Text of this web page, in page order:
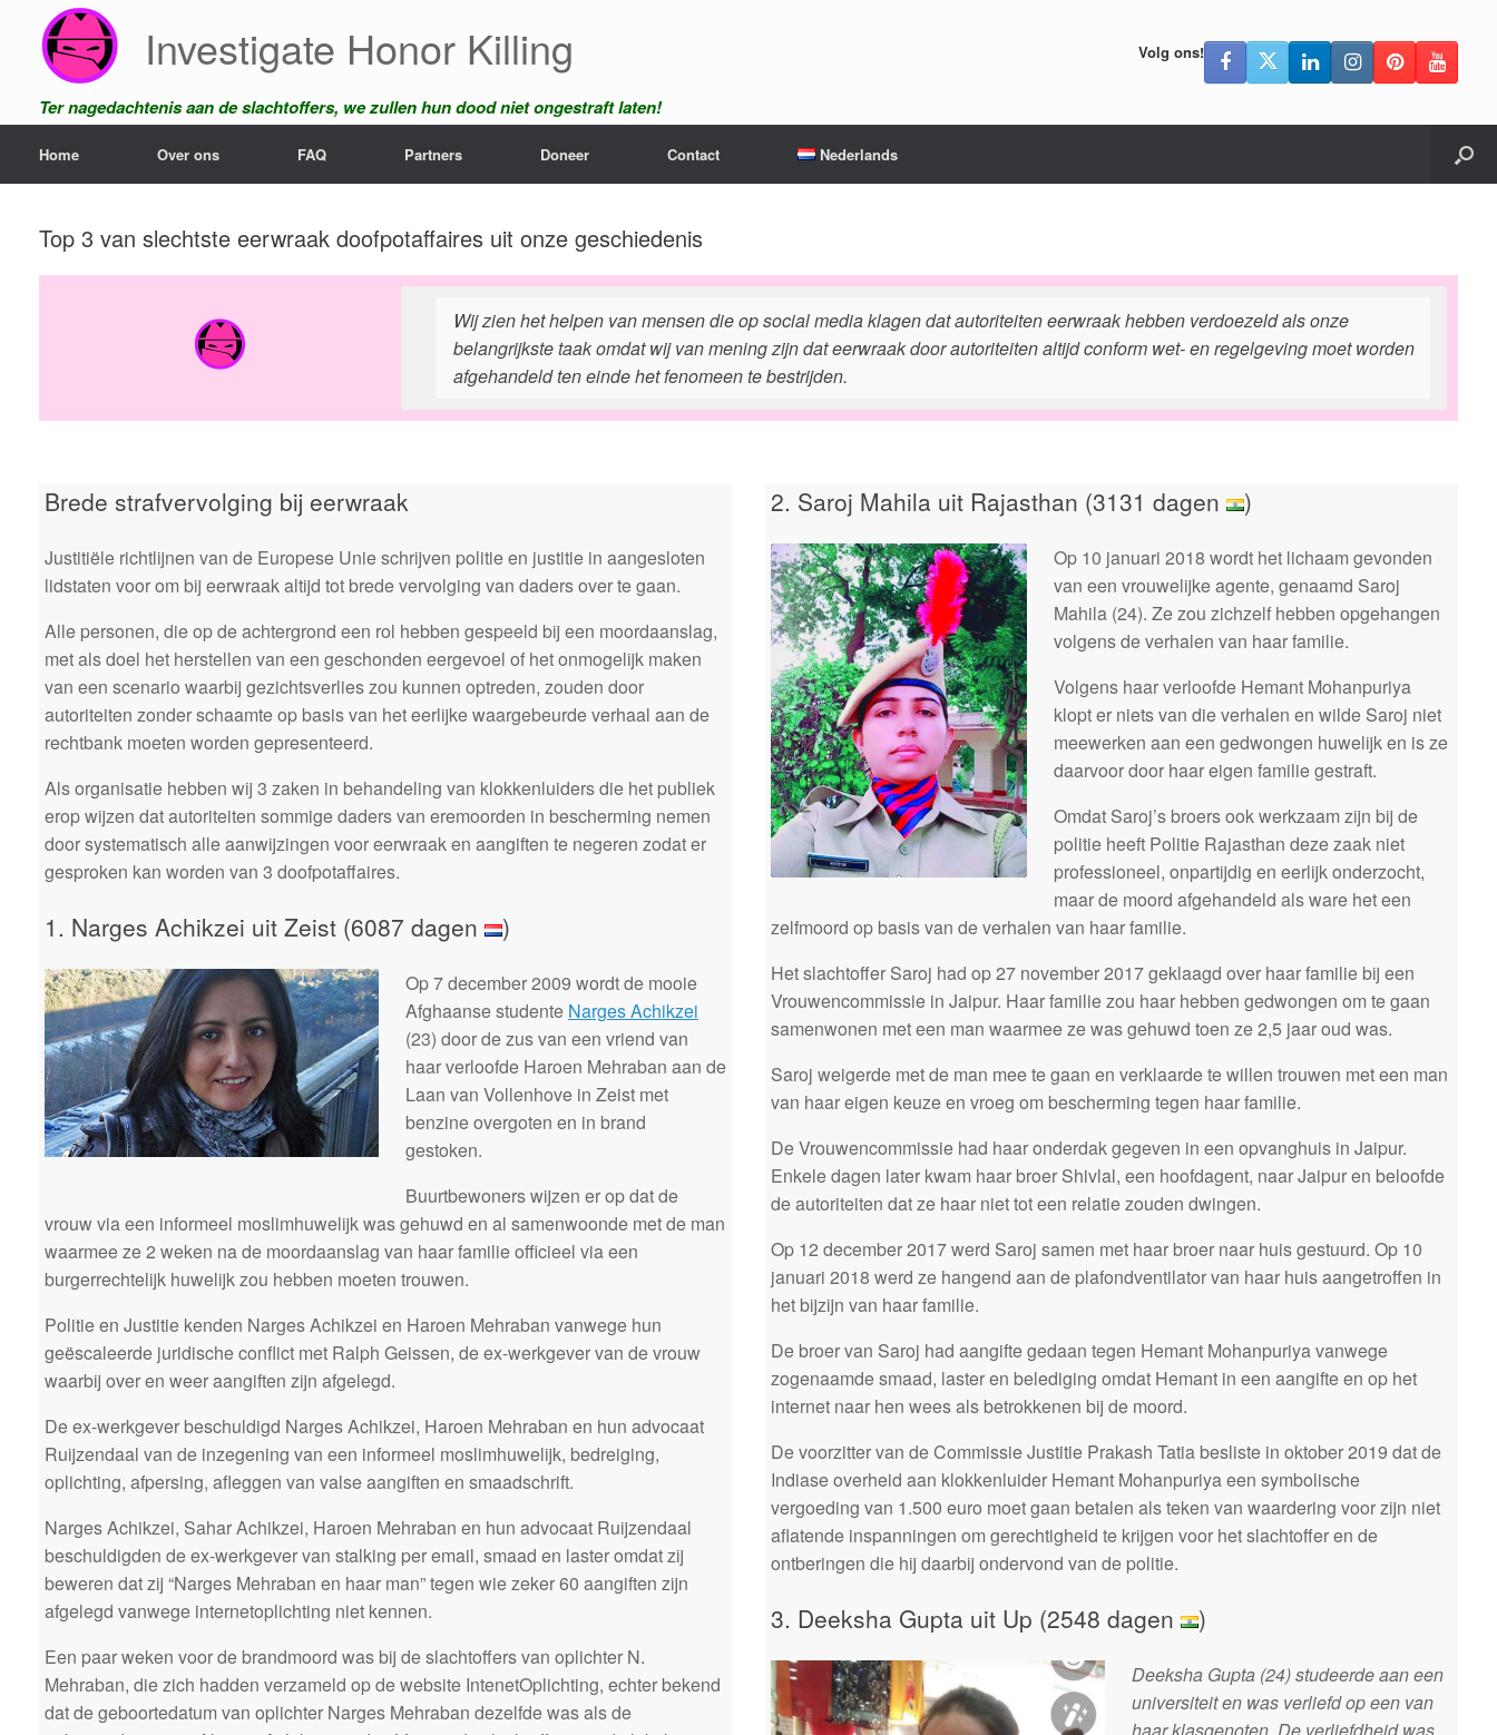
Investigate Honor Killing
Ter nagedachtenis aan de slachtoffers, we zullen hun dood niet ongestraft laten!
Volg ons!
Home Over ons FAQ Partners Doneer Contact Nederlands
Top 3 van slechtste eerwraak doofpotaffaires uit onze geschiedenis
Wij zien het helpen van mensen die op social media klagen dat autoriteiten eerwraak hebben verdoezeld als onze
belangrijkste taak omdat wij van mening zijn dat eerwraak door autoriteiten altijd conform wet- en regelgeving moet worden
afgehandeld ten einde het fenomeen te bestrijden.
Brede strafvervolging bij eerwraak
Justitiële richtlijnen van de Europese Unie schrijven politie en justitie in aangesloten
lidstaten voor om bij eerwraak altijd tot brede vervolging van daders over te gaan.
Alle personen, die op de achtergrond een rol hebben gespeeld bij een moordaanslag,
met als doel het herstellen van een geschonden eergevoel of het onmogelijk maken
van een scenario waarbij gezichtsverlies zou kunnen optreden, zouden door
autoriteiten zonder schaamte op basis van het eerlijke waargebeurde verhaal aan de
rechtbank moeten worden gepresenteerd.
Als organisatie hebben wij 3 zaken in behandeling van klokkenluiders die het publiek
erop wijzen dat autoriteiten sommige daders van eremoorden in bescherming nemen
door systematisch alle aanwijzingen voor eerwraak en aangiften te negeren zodat er
gesproken kan worden van 3 doofpotaffaires.
1. Narges Achikzei uit Zeist (6087 dagen )
Op 7 december 2009 wordt de mooie
Afghaanse studente Narges Achikzei
(23) door de zus van een vriend van
haar verloofde Haroen Mehraban aan de
Laan van Vollenhove in Zeist met
benzine overgoten en in brand
gestoken.
Buurtbewoners wijzen er op dat de
vrouw via een informeel moslimhuwelijk was gehuwd en al samenwoonde met de man
waarmee ze 2 weken na de moordaanslag van haar familie officieel via een
burgerrechtelijk huwelijk zou hebben moeten trouwen.
Politie en Justitie kenden Narges Achikzei en Haroen Mehraban vanwege hun
geëscaleerde juridische conflict met Ralph Geissen, de ex-werkgever van de vrouw
waarbij over en weer aangiften zijn afgelegd.
De ex-werkgever beschuldigd Narges Achikzei, Haroen Mehraban en hun advocaat
Ruijzendaal van de inzegening van een informeel moslimhuwelijk, bedreiging,
oplichting, afpersing, afleggen van valse aangiften en smaadschrift.
Narges Achikzei, Sahar Achikzei, Haroen Mehraban en hun advocaat Ruijzendaal
beschuldigden de ex-werkgever van stalking per email, smaad en laster omdat zij
beweren dat zij “Narges Mehraban en haar man” tegen wie zeker 60 aangiften zijn
afgelegd vanwege internetoplichting niet kennen.
Een paar weken voor de brandmoord was bij de slachtoffers van oplichter N.
Mehraban, die zich hadden verzameld op de website IntenetOplichting, echter bekend
dat de geboortedatum van oplichter Narges Mehraban dezelfde was als de
2. Saroj Mahila uit Rajasthan (3131 dagen )
Op 10 januari 2018 wordt het lichaam gevonden
van een vrouwelijke agente, genaamd Saroj
Mahila (24). Ze zou zichzelf hebben opgehangen
volgens de verhalen van haar familie.
Volgens haar verloofde Hemant Mohanpuriya
klopt er niets van die verhalen en wilde Saroj niet
meewerken aan een gedwongen huwelijk en is ze
daarvoor door haar eigen familie gestraft.
Omdat Saroj’s broers ook werkzaam zijn bij de
politie heeft Politie Rajasthan deze zaak niet
professioneel, onpartijdig en eerlijk onderzocht,
maar de moord afgehandeld als ware het een
zelfmoord op basis van de verhalen van haar familie.
Het slachtoffer Saroj had op 27 november 2017 geklaagd over haar familie bij een
Vrouwencommissie in Jaipur. Haar familie zou haar hebben gedwongen om te gaan
samenwonen met een man waarmee ze was gehuwd toen ze 2,5 jaar oud was.
Saroj weigerde met de man mee te gaan en verklaarde te willen trouwen met een man
van haar eigen keuze en vroeg om bescherming tegen haar familie.
De Vrouwencommissie had haar onderdak gegeven in een opvanghuis in Jaipur.
Enkele dagen later kwam haar broer Shivlal, een hoofdagent, naar Jaipur en beloofde
de autoriteiten dat ze haar niet tot een relatie zouden dwingen.
Op 12 december 2017 werd Saroj samen met haar broer naar huis gestuurd. Op 10
januari 2018 werd ze hangend aan de plafondventilator van haar huis aangetroffen in
het bijzijn van haar familie.
De broer van Saroj had aangifte gedaan tegen Hemant Mohanpuriya vanwege
zogenaamde smaad, laster en belediging omdat Hemant in een aangifte en op het
internet naar hen wees als betrokkenen bij de moord.
De voorzitter van de Commissie Justitie Prakash Tatia besliste in oktober 2019 dat de
Indiase overheid aan klokkenluider Hemant Mohanpuriya een symbolische
vergoeding van 1.500 euro moet gaan betalen als teken van waardering voor zijn niet
aflatende inspanningen om gerechtigheid te krijgen voor het slachtoffer en de
ontberingen die hij daarbij ondervond van de politie.
3. Deeksha Gupta uit Up (2548 dagen )
Deeksha Gupta (24) studeerde aan een
universiteit en was verliefd op een van